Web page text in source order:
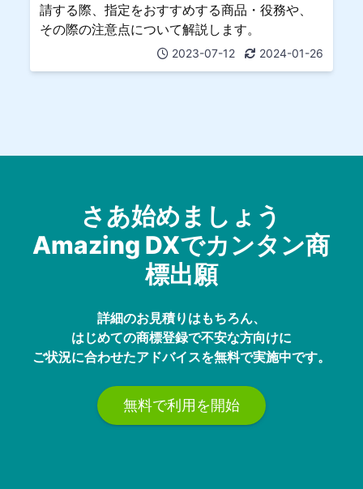
請する際、指定をおすすめする商品・役務や、
その際の注意点について解説します。
2023-07-12 2024-01-26
さあ始めましょう
Amazing DXでカンタン商
標出願
詳細のお見積りはもちろん、
はじめての商標登録で不安な方向けに
ご状況に合わせたアドバイスを無料で実施中です。
無料で利用を開始